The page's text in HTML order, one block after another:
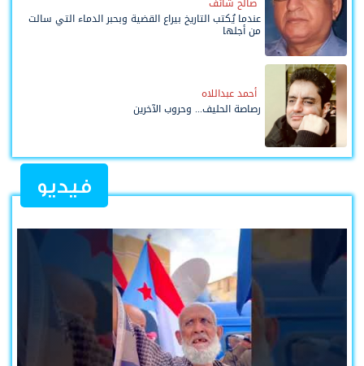
عندما يُكتب التاريخ بيراع القضية وبحبر الدماء التي سالت
من أجلها
أحمد عبداللاه
رصاصة الحليف... وحروب الآخرين
فيديو